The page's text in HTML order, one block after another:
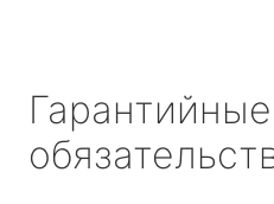
Гарантийные